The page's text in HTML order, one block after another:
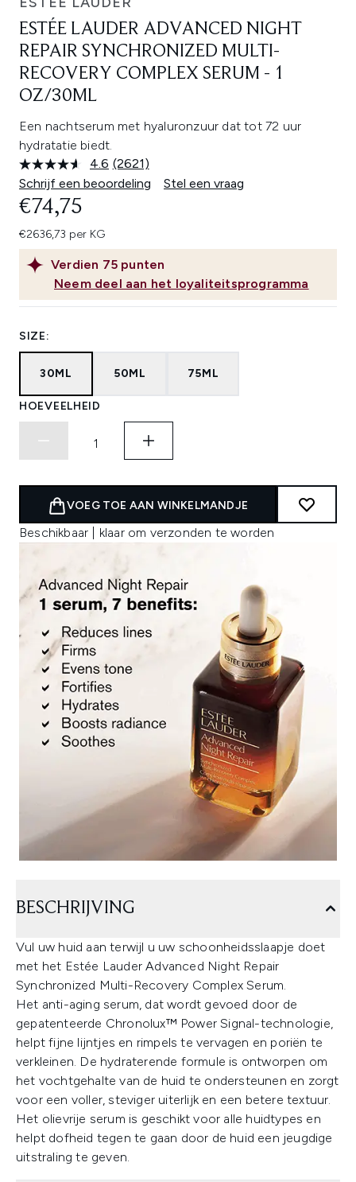
ESTÉE LAUDER ADVANCED NIGHT
REPAIR SYNCHRONIZED MULTI-
RECOVERY COMPLEX SERUM - 1
OZ/30ML
Een nachtserum met hyaluronzuur dat tot 72 uur
hydratatie biedt.
4.6 Lees
2621
beoordelingen.
(2621)
Schrijf een beoordeling
Stel een vraag
Verdien 75 punten
Neem deel aan het loyaliteitsprogramma
€74,75
€2636,73 per KG
SIZE:
30ML 50ML 75ML
HOEVEELHEID
VOEG TOE AAN WINKELMANDJE
Beschikbaar | klaar om verzonden te worden
BESCHRIJVING
Vul uw huid aan terwijl u uw schoonheidsslaapje doet
met het Estée Lauder Advanced Night Repair
Synchronized Multi-Recovery Complex Serum.
Het anti-aging serum, dat wordt gevoed door de
gepatenteerde Chronolux™ Power Signal-technologie,
helpt fijne lijntjes en rimpels te vervagen en poriën te
verkleinen. De hydraterende formule is ontworpen om
het vochtgehalte van de huid te ondersteunen en zorgt
voor een voller, steviger uiterlijk en een betere textuur.
Het olievrije serum is geschikt voor alle huidtypes en
helpt dofheid tegen te gaan door de huid een jeugdige
uitstraling te geven.